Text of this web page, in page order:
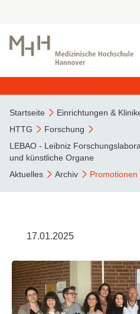
Startseite Einrichtungen &
HTTG
Forschung
LEBAO - Leibniz
und künstliche Organe
Aktuelles
Archiv Promotionen
17.01.2025